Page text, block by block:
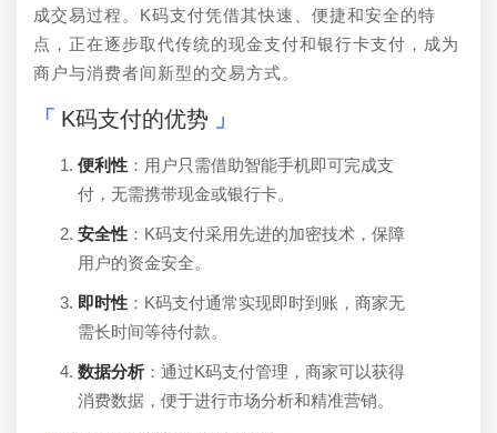
成交易过程。K码支付凭借其快速、便捷和安全的特
点，正在逐步取代传统的现金支付和银行卡支付，成为
商户与消费者间新型的交易方式。
K码支付的优势
便利性 ：用户只需借助智能手机即可完成支
付，无需携带现金或银行卡。
安全性 ：K码支付采用先进的加密技术，保障
用户的资金安全。
即时性 ：K码支付通常实现即时到账，商家无
需长时间等待付款。
数据分析 ：通过K码支付管理，商家可以获得
消费数据，便于进行市场分析和精准营销。